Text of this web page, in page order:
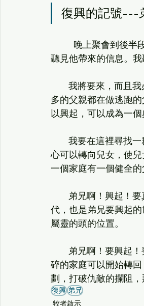
復興的記號---
晚上聚會到後半段
聽見他帶來的信息。我
我將要來，而且我
多的父親都在做逃跑
以興起，可以成為一
我要在這裡尋找一
心可以轉向兒女，使
一個家庭有一個健全
弟兄啊！興起！要
代，也是弟兄要興起
屬靈的頭的位置。
弟兄啊！要興起！
碎的家庭可以開始轉
劃，打破仇敵的攔阻，
復興 弟兄
牧者啟示